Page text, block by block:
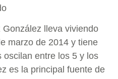
lleva viviendo
marzo de 2014 y tiene
oscilan entre los 5 y los
es la principal fuente de